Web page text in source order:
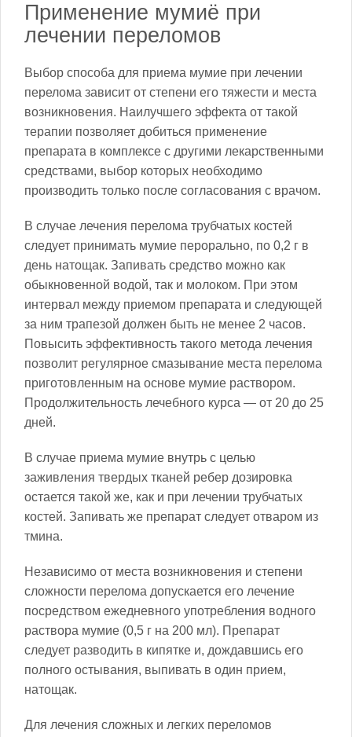
Применение мумиё при
лечении переломов
Выбор способа для приема мумие при лечении
перелома зависит от степени его тяжести и места
возникновения. Наилучшего эффекта от такой
терапии позволяет добиться применение
препарата в комплексе с другими лекарственными
средствами, выбор которых необходимо
производить только после согласования с врачом.
В случае лечения перелома трубчатых костей
следует принимать мумие перорально, по 0,2 г в
день натощак. Запивать средство можно как
обыкновенной водой, так и молоком. При этом
интервал между приемом препарата и следующей
за ним трапезой должен быть не менее 2 часов.
Повысить эффективность такого метода лечения
позволит регулярное смазывание места перелома
приготовленным на основе мумие раствором.
Продолжительность лечебного курса — от 20 до 25
дней.
В случае приема мумие внутрь с целью
заживления твердых тканей ребер дозировка
остается такой же, как и при лечении трубчатых
костей. Запивать же препарат следует отваром из
тмина.
Независимо от места возникновения и степени
сложности перелома допускается его лечение
посредством ежедневного употребления водного
раствора мумие (0,5 г на 200 мл). Препарат
следует разводить в кипятке и, дождавшись его
полного остывания, выпивать в один прием,
натощак.
Для лечения сложных и легких переломов